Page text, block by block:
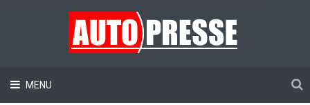
MENU